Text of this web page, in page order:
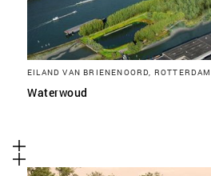
EILAND VAN BRIENENOORD, ROTTERDAM
Waterwoud